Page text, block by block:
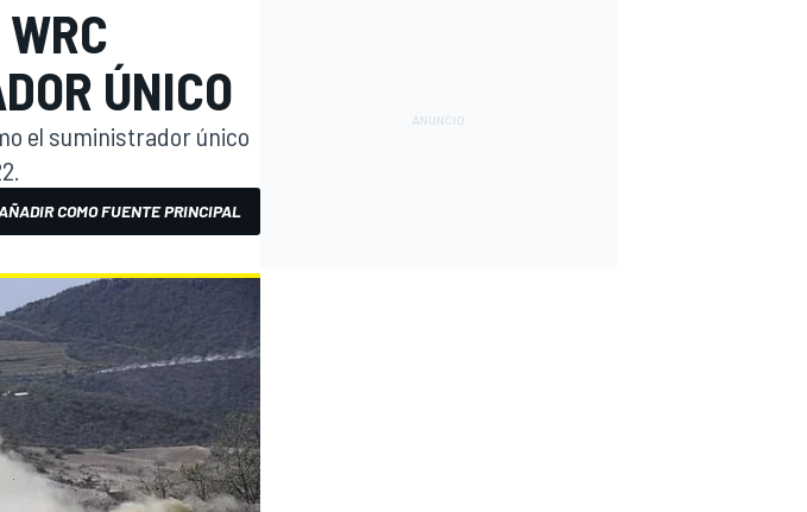
ÚNICO
el suministrador único
COMO FUENTE PRINCIPAL